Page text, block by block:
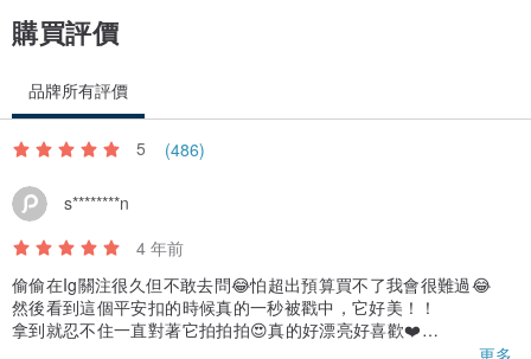
✦礦區產地✦
拉、美國、俄羅斯也有出產。
翡翠的種由高到低大概可分為玻璃種、冰種、糯種、豆種等。其中玻
璃種是翡翠種質中的極品。
✦透明度✦
翡翠的透明度，又稱為水頭，其價值從高到底依次為：玻璃地（很透
購買評價
品牌所有評價
5 (486)
s********n
4 年前
偷偷在Ig關注很久但不敢去問😂怕超出預算買不了我會很難過😂
然後看到這個平安扣的時候真的一秒被戳中，它好美！！
拿到就忍不住一直對著它拍拍拍😍真的好漂亮好喜歡❤️
戴上去就不想摘下來了，而且有延長鏈所以胖胖如我也能戴上，開
更多